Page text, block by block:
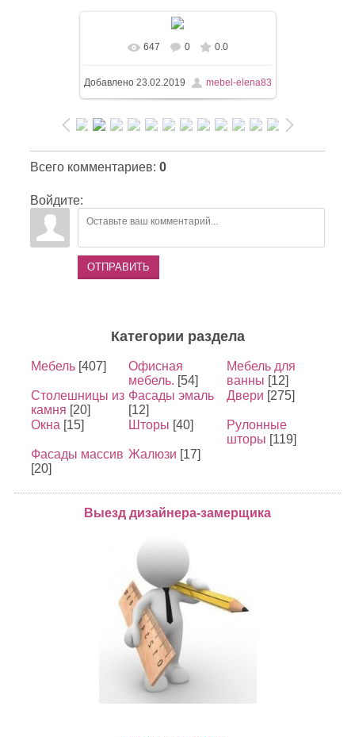
647 0 0.0
Добавлено23.02.2019 mebel-elena83
Всего комментариев: 0
Войдите:
ОТПРАВИТЬ
Категории раздела
Мебель [407]
Офисная
мебель. [54]
Мебель для
ванны [12]
Столешницы из
камня [20]
Фасады эмаль
[12]
Двери [275]
Окна [15] Шторы [40]
Рулонные
шторы [119]
Фасады массив
[20]
Жалюзи [17]
Выезд дизайнера-замерщика